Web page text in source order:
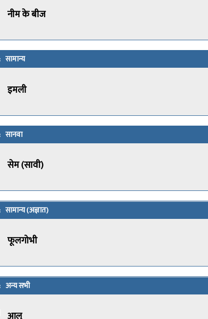
नीम के बीज
सामान्य
इमली
सानवा
सेम (सावी)
सामान्य (अज्ञात)
फूलगोभी
अन्य सभी